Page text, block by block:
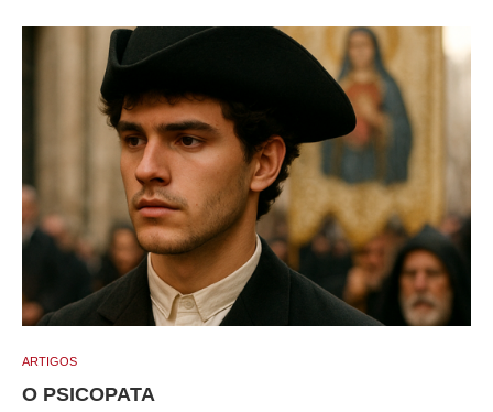
ARTIGOS
O PSICOPATA